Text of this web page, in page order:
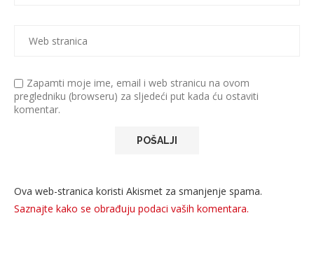
Zapamti moje ime, email i web stranicu na ovom
pregledniku (browseru) za sljedeći put kada ću ostaviti
komentar.
Ova web-stranica koristi Akismet za smanjenje spama.
Saznajte kako se obrađuju podaci vaših komentara.